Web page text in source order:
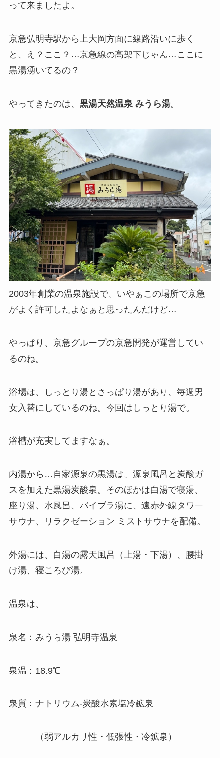
って来ましたよ。
京急弘明寺駅から上大岡方面に線路沿いに歩く
と、え？ここ？…京急線の高架下じゃん…ここに
黒湯湧いてるの？
やってきたのは、 黒湯天然温泉 みうら湯。
2003年創業の温泉施設で、いやぁこの場所で京急
がよく許可したよなぁと思ったんだけど…
やっぱり、京急グループの京急開発が運営してい
るのね。
浴場は、しっとり湯とさっぱり湯があり、毎週男
女入替にしているのね。今回はしっとり湯で。
浴槽が充実してますなぁ。
内湯から…自家源泉の黒湯は、源泉風呂と炭酸ガ
スを加えた黒湯炭酸泉。そのほかは白湯で寝湯、
座り湯、水風呂、バイブラ湯に、遠赤外線タワー
サウナ、リラクゼーション ミストサウナを配備。
外湯には、白湯の露天風呂（上湯・下湯）、腰掛
け湯、寝ころび湯。
温泉は、
泉名：みうら湯 弘明寺温泉
泉温：18.9℃
泉質：ナトリウム-炭酸水素塩冷鉱泉
（弱アルカリ性・低張性・冷鉱泉）